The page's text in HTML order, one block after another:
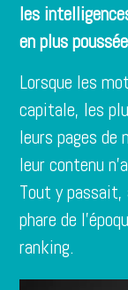
les
en plus
Lorsque les
capitale, les
leurs pages de
leur contenu
Tout y
phare de
ranking.